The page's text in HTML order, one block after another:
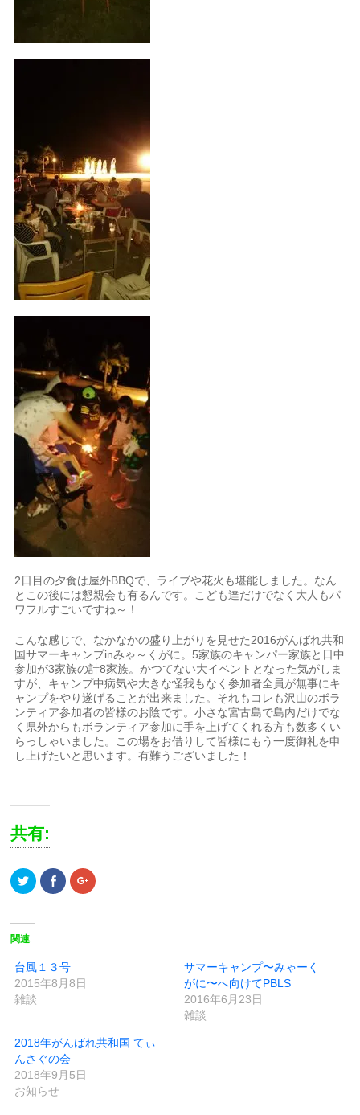
2日目の夕食は屋外BBQで、ライブや花火も堪能しました。なん
とこの後には懇親会も有るんです。こども達だけでなく大人もパ
ワフルすごいですね～！
こんな感じで、なかなかの盛り上がりを見せた2016がんばれ共和
国サマーキャンプinみゃ～くがに。5家族のキャンパー家族と日中
参加が3家族の計8家族。かつてない大イベントとなった気がしま
すが、キャンプ中病気や大きな怪我もなく参加者全員が無事にキ
ャンプをやり遂げることが出来ました。それもコレも沢山のボラ
ンティア参加者の皆様のお陰です。小さな宮古島で島内だけでな
く県外からもボランティア参加に手を上げてくれる方も数多くい
らっしゃいました。この場をお借りして皆様にもう一度御礼を申
し上げたいと思います。有難うございました！
共有:
ク
リ
て
で
有
(新
し
い
ウ
ウ
で
開
き
ま
す)
Facebook
で
ン
ド
ウ
ク
リ
ウ
で
関連
台風１３号
2015年8月8日
雑談
サマーキャンプ〜みゃーく
がに〜へ向けてPBLS
2016年6月23日
雑談
2018年がんばれ共和国 てぃ
んさぐの会
2018年9月5日
お知らせ